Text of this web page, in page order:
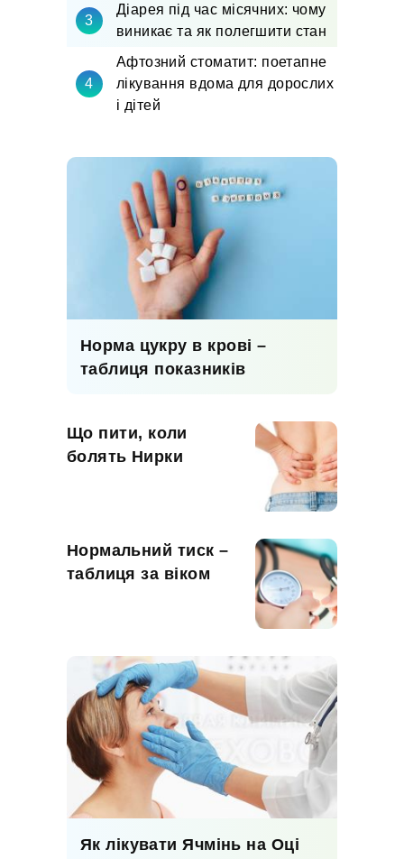
Діарея під час місячних: чому
виникає та як полегшити стан
Афтозний стоматит: поетапне
лікування вдома для дорослих
і дітей
Норма цукру в крові –
таблиця показників
Що пити, коли
болять Нирки
Нормальний тиск –
таблиця за віком
Як лікувати Ячмінь на Оці